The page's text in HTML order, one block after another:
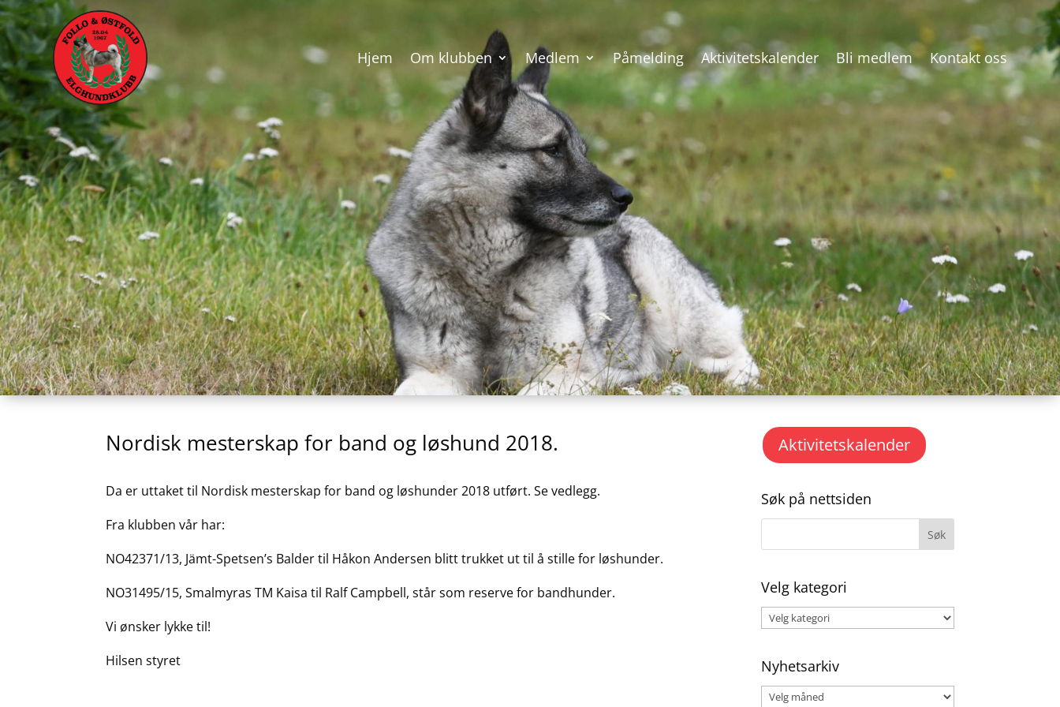
Hjem Om klubben Medlem Påmelding Aktivitetskalender Bli medlem Kontakt oss
Nordisk mesterskap for band og løshund 2018.
Da er uttaket til Nordisk mesterskap for band og løshunder 2018 utført. Se vedlegg.
Fra klubben vår har:
NO42371/13, Jämt-Spetsen’s Balder til Håkon Andersen blitt trukket ut til å stille for løshunder.
NO31495/15, Smalmyras TM Kaisa til Ralf Campbell, står som reserve for bandhunder.
Vi ønsker lykke til!
Hilsen styret
Aktivitetskalender
Søk på nettsiden
Velg kategori
Velg
Nyhetsarkiv
Nyhetsarkiv